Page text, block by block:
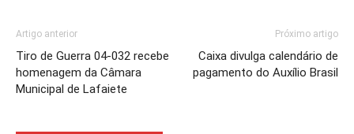
Artigo anterior
Tiro de Guerra 04-032 recebe
homenagem da Câmara
Municipal de Lafaiete
Próximo artigo
Caixa divulga calendário de
pagamento do Auxílio Brasil